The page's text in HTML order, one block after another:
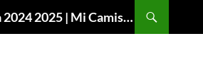
Chandal de Chelsea 2024 2025 | Mi Camiseta Futbol